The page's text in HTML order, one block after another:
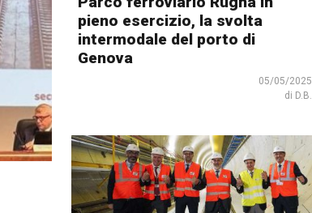
pieno esercizio, la svolta
intermodale del porto di
Genova
05/05/2025
di D.B.